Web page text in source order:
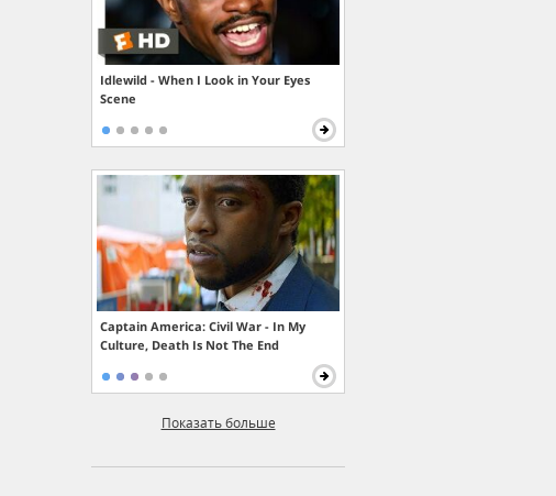
Idlewild - When I Look in Your Eyes
Scene
Captain America: Civil War - In My
Culture, Death Is Not The End
Показать больше